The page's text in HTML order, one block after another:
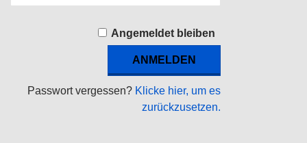
Angemeldet bleiben
Passwort vergessen? Klicke hier, um es
zurückzusetzen.